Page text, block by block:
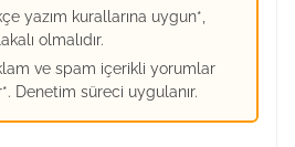
yazım kurallarına uygun*,
olmalıdır.
ve spam içerikli yorumlar
Denetim süreci uygulanır.